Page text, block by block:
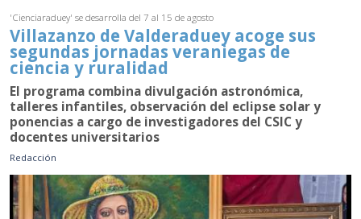
'Cienciaraduey' se desarrolla del 7 al 15 de agosto
Villazanzo de Valderaduey acoge sus
segundas jornadas veraniegas de
ciencia y ruralidad
El programa combina divulgación astronómica,
talleres infantiles, observación del eclipse solar y
ponencias a cargo de investigadores del CSIC y
docentes universitarios
Redacción